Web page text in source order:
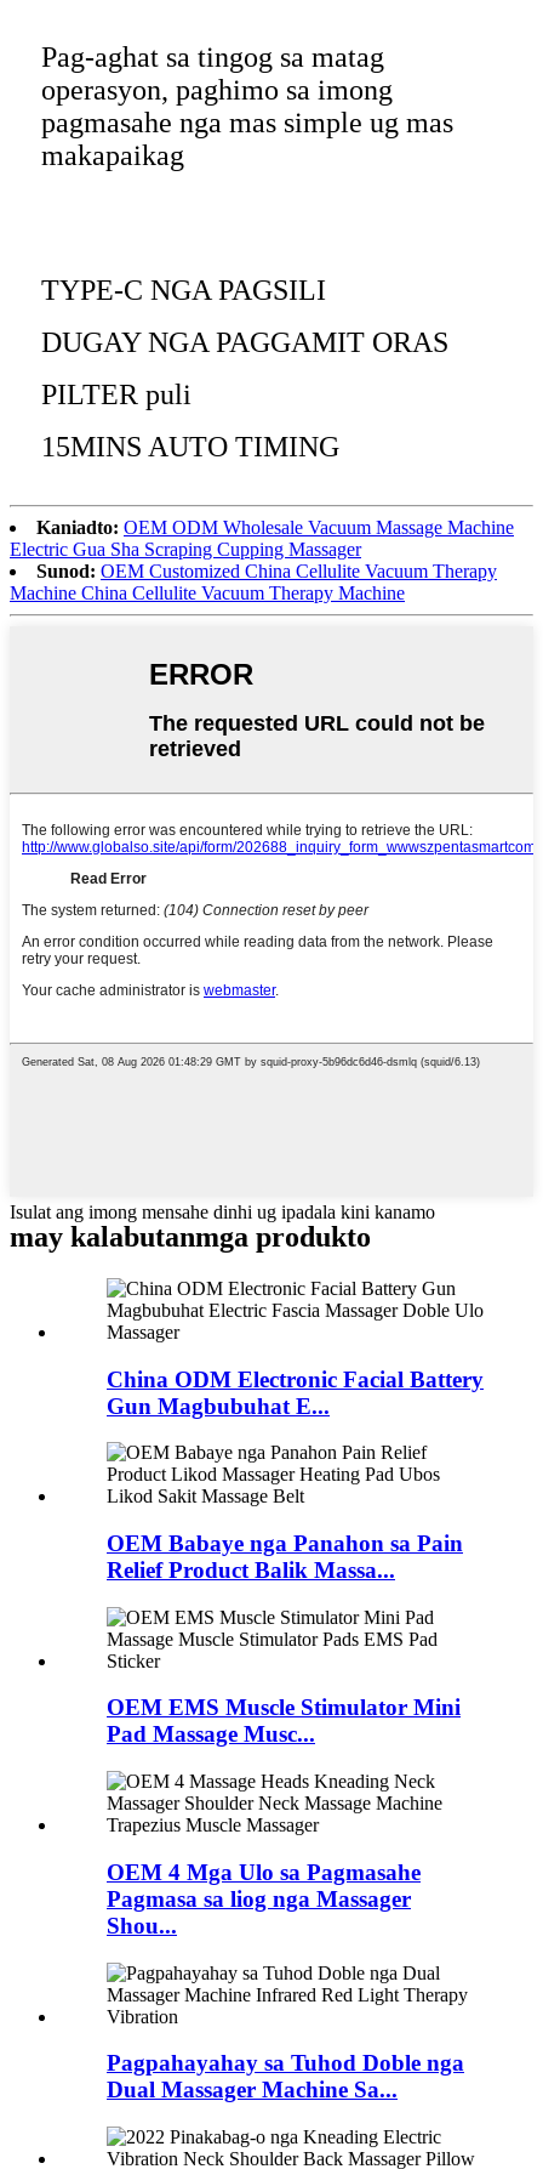
Pag-aghat sa tingog sa matag
operasyon, paghimo sa imong
pagmasahe nga mas simple ug mas
makapaikag
TYPE-C NGA PAGSILI
DUGAY NGA PAGGAMIT ORAS
PILTER puli
15MINS AUTO TIMING
Kaniadto: OEM ODM Wholesale Vacuum Massage Machine
Electric Gua Sha Scraping Cupping Massager
Sunod: OEM Customized China Cellulite Vacuum Therapy
Machine China Cellulite Vacuum Therapy Machine
Isulat ang imong mensahe dinhi ug ipadala kini kanamo
may kalabutanmga produkto
China ODM Electronic Facial Battery
Gun Magbubuhat E...
OEM Babaye nga Panahon sa Pain
Relief Product Balik Massa...
OEM EMS Muscle Stimulator Mini
Pad Massage Musc...
OEM 4 Mga Ulo sa Pagmasahe
Pagmasa sa liog nga Massager
Shou...
Pagpahayahay sa Tuhod Doble nga
Dual Massager Machine Sa...